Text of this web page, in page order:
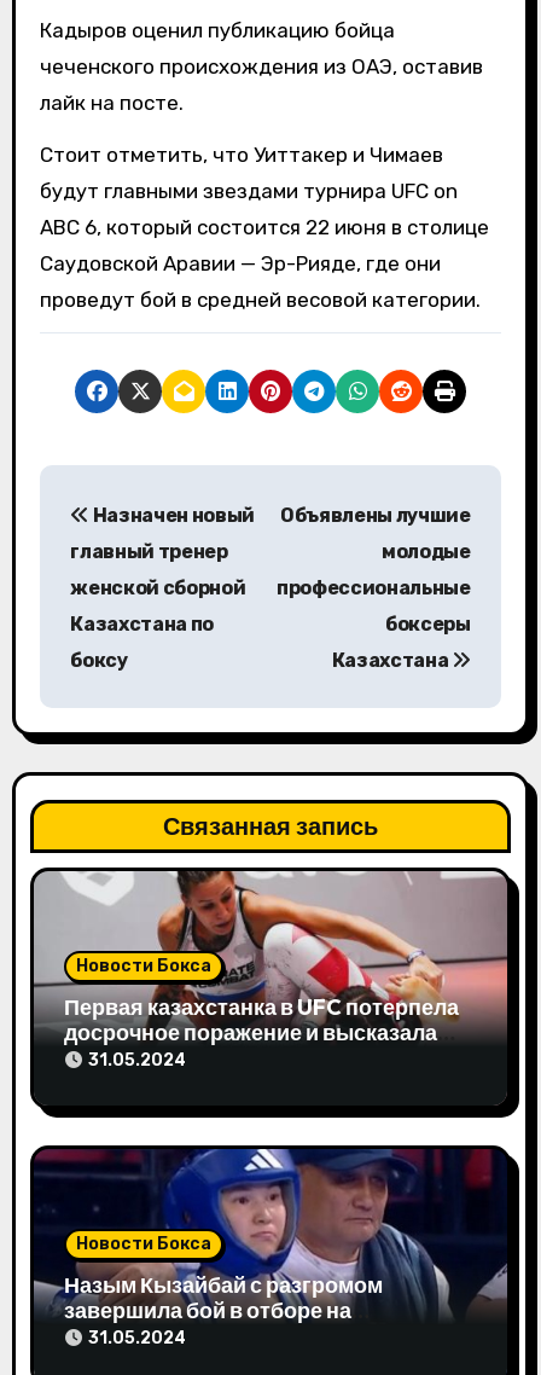
Кадыров оценил публикацию бойца
чеченского происхождения из ОАЭ, оставив
лайк на посте.
Стоит отметить, что Уиттакер и Чимаев
будут главными звездами турнира UFC on
ABC 6, который состоится 22 июня в столице
Саудовской Аравии — Эр-Рияде, где они
проведут бой в средней весовой категории.
Н
а
ц
я
о
з
п
и
я
м
Назначен новый
главный тренер
женской сборной
Казахстана по
боксу
Объявлены лучшие
молодые
профессиональные
боксеры
Казахстана
Связанная запись
Новости Бокса
Первая казахстанка в UFC потерпела
досрочное поражение и высказала
свое мнение
31.05.2024
Новости Бокса
Назым Кызайбай с разгромом
завершила бой в отборе на
Олимпиаду-2024
31.05.2024